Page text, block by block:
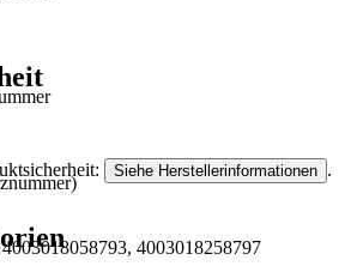
4003018258797
Siehe Herstellerinformationen .